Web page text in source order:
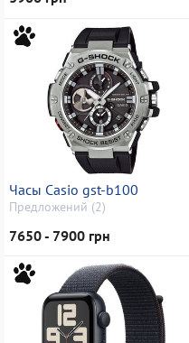
Часы Casio gst-b100
Предложений (2)
7650 - 7900 грн